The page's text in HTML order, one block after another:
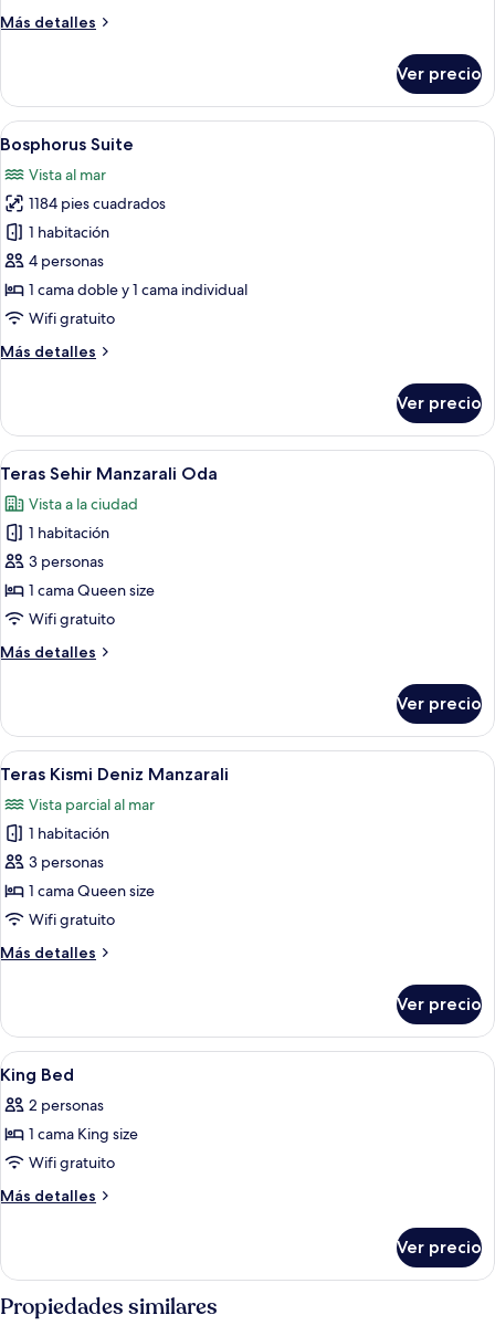
Partial
Más detalles
Más
Twin
Room
with
Partial
Sea
View
Ver precio
Abrir
todas
las
fotos
de
Bosphorus
Suite
6
Bosphorus Suite
Vista al mar
1184 pies cuadrados
1 habitación
4 personas
1 cama doble y 1 cama individual
Wifi gratuito
Más detalles
Más
Suite
Ver precio
Abrir
todas
las
fotos
de
Teras
Sehir
Oda
Una habitación de hotel moderna
4
Teras Sehir Manzarali Oda
Vista a la ciudad
1 habitación
3 personas
1 cama Queen size
Wifi gratuito
Más detalles
Más
Sehir
Manzarali
Oda
Ver precio
Abrir
todas
las
fotos
de
Teras
Kismi
Manzarali
Habitación de hotel con una cama
4
Teras Kismi Deniz Manzarali
Vista parcial al mar
1 habitación
3 personas
1 cama Queen size
Wifi gratuito
Más detalles
Más
Kismi
Deniz
Manzarali
Ver precio
Abrir
todas
las
fotos
de
King
Habitación de hotel con cama, una
5
King Bed
2 personas
1 cama King size
Wifi gratuito
Más detalles
Más
Bed
Ver precio
Propiedades similares